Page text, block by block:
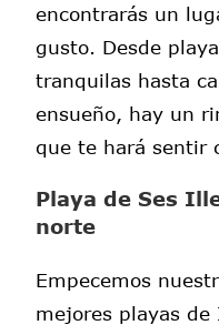
encontrarás un
gusto. Desde
tranquilas hasta
ensueño, hay un
que te hará sentir
Playa de Ses
norte
Empecemos
mejores playas